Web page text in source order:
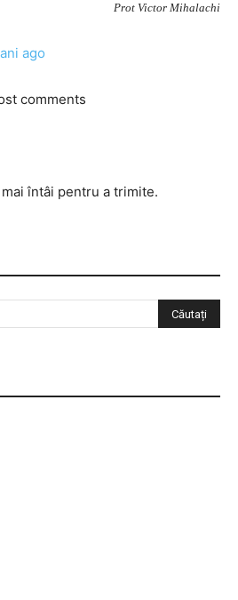
Prot Victor Mihalachi
ago
comments
mai întâi pentru a trimite.